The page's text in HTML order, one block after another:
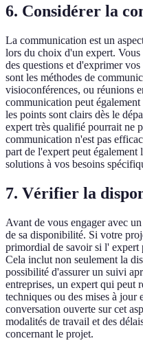
6. Considérer la
La communication est un
lors du choix d'un expert. Vous
des questions et d'exprimer
sont les méthodes de
visioconférences, ou réunions
communication peut
les points sont clairs dès le
expert très qualifié pourrait ne
communication n'est pas
part de l'expert peut également
solutions à vos besoins
7. Vérifier la
Avant de vous engager avec
de sa disponibilité. Si votre
primordial de savoir si l' expert
Cela inclut non seulement la
possibilité d'assurer un suivi
entreprises, un expert qui peut
techniques ou des mises à jour
conversation ouverte sur cet
modalités de travail et des
concernant le projet.